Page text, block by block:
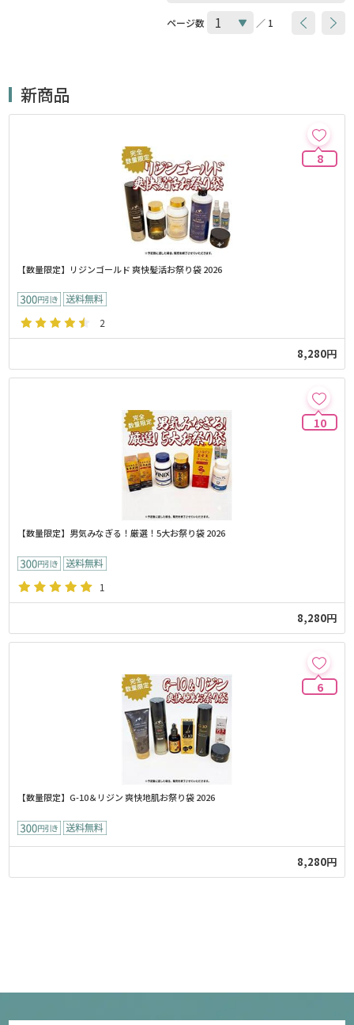
ページ数 ／ 1
新商品
8
【数量限定】リジンゴールド 爽快髪活お祭り袋 2026
2
8,280円
10
【数量限定】男気みなぎる！厳選！5大お祭り袋 2026
1
8,280円
6
【数量限定】G-10＆リジン 爽快地肌お祭り袋 2026
8,280円